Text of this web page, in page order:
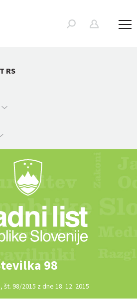
RS
98
št. 98/2015 z dne 18. 12. 2015